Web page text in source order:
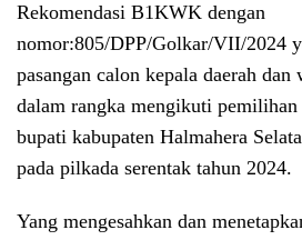
Rekomendasi B1KWK dengan
nomor:805/DPP/Golkar/VII/2024
pasangan calon kepala daerah
dalam rangka mengikuti
bupati kabupaten Halmahera
pada pilkada serentak tahun 2024.
Yang mengesahkan dan